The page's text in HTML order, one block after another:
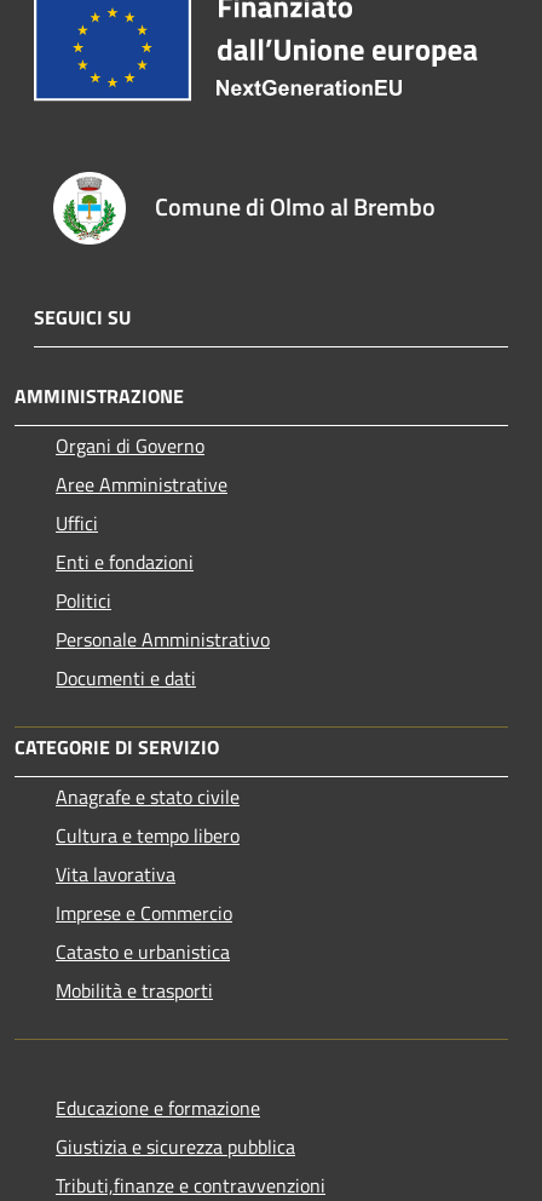
Comune di Olmo al Brembo
SEGUICI SU
AMMINISTRAZIONE
Organi di Governo
Aree Amministrative
Uffici
Enti e fondazioni
Politici
Personale Amministrativo
Documenti e dati
CATEGORIE DI SERVIZIO
Anagrafe e stato civile
Cultura e tempo libero
Vita lavorativa
Imprese e Commercio
Catasto e urbanistica
Mobilità e trasporti
Educazione e formazione
Giustizia e sicurezza pubblica
Tributi,finanze e contravvenzioni